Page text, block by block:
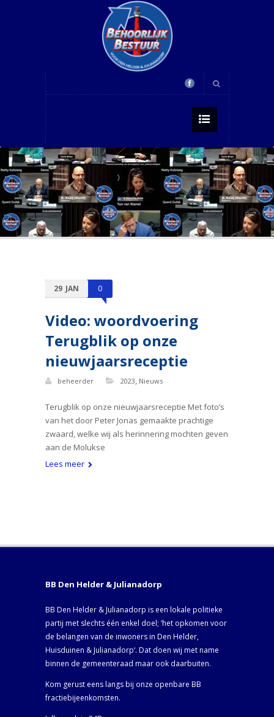
29 JAN 0
Video: woordvoering
Terugblik op onze
nieuwjaarsreceptie
beheerder 2023, Nieuws
Terugblik op onze nieuwjaarsreceptie Met foto’s
van het door Peter Jonas gemaakte prachtige
zwaard, welke wij als herinnering mochten geven
aan de Molukse
Lees meer
BB Den Helder & Julianadorp
BB Den Helder & Julianadorp is een lokale politieke
partij met slechts één enkel doel; ‘het opkomen voor
de belangen van de inwoners in Den Helder,
Huisduinen & Julianadorp‘. Dat doen wij met name
binnen de gemeenteraad maar ook daarbuiten.
Kom gerust eens langs bij onze openbare BB
fractiebijeenkomsten.